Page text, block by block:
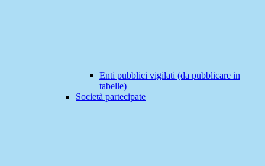
Enti pubblici vigilati (da pubblicare in
tabelle)
Società partecipate